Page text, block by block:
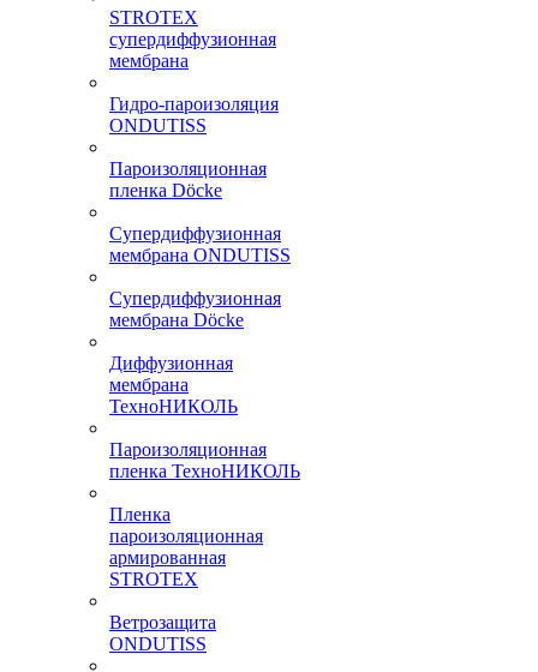
STROTEX
супердиффузионная
мембрана
Гидро-пароизоляция
ONDUTISS
Пароизоляционная
пленка Döcke
Супердиффузионная
мембрана ONDUTISS
Супердиффузионная
мембрана Döcke
Диффузионная
мембрана
ТехноНИКОЛЬ
Пароизоляционная
пленка ТехноНИКОЛЬ
Пленка
пароизоляционная
армированная
STROTEX
Ветрозащита
ONDUTISS